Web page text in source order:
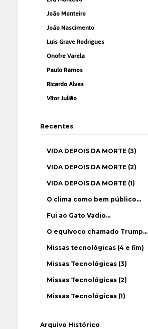
João Monteiro
João Nascimento
Luís Grave Rodrigues
Onofre Varela
Paulo Ramos
Ricardo Alves
Vítor Julião
Recentes
VIDA DEPOIS DA MORTE (3)
VIDA DEPOIS DA MORTE (2)
VIDA DEPOIS DA MORTE (1)
O clima como bem público…
Fui ao Gato Vadio…
O equívoco chamado Trump…
Missas tecnológicas (4 e fim)
Missas Tecnológicas (3)
Missas Tecnológicas (2)
Missas Tecnológicas (1)
Arquivo Histórico